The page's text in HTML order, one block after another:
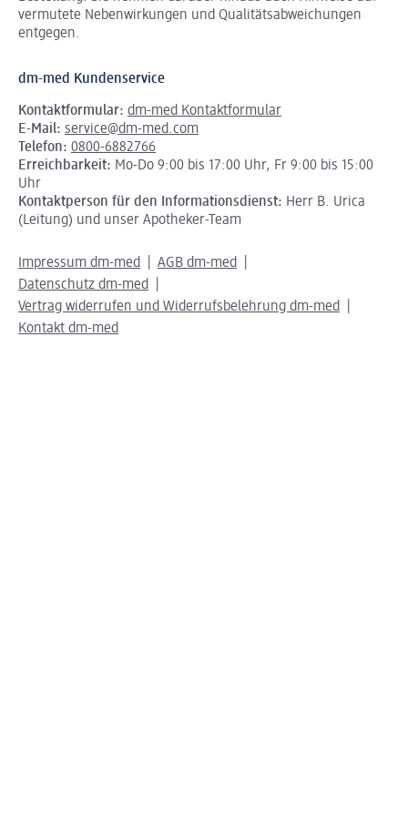
vermutete Nebenwirkungen und Qualitätsabweichungen
entgegen.
dm-med Kundenservice
Kontaktformular: dm-med Kontaktformular
E-Mail: service@dm-med.com
Telefon: 0800-6882766
Erreichbarkeit: Mo-Do 9:00 bis 17:00 Uhr, Fr 9:00 bis 15:00
Uhr
Kontaktperson für den Informationsdienst: Herr B. Urica
(Leitung) und unser Apotheker-Team
Impressum dm-med
AGB dm-med
Datenschutz dm-med
Vertrag widerrufen und Widerrufsbelehrung dm-med
Kontakt dm-med